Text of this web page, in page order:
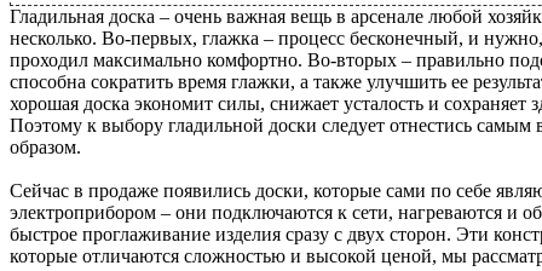
Гладильная доска – очень важная вещь в арсенале любой
несколько. Во-первых, глажка – процесс бесконечный, и
проходил максимально комфортно. Во-вторых – правильно
способна сократить время глажки, а также улучшить ее
хорошая доска экономит силы, снижает усталость и сохраняет
Поэтому к выбору гладильной доски следует отнестись
образом.
Сейчас в продаже появились доски, которые сами по себе
электроприбором – они подключаются к сети, нагреваются и
быстрое проглаживание изделия сразу с двух сторон. Эти
которые отличаются сложностью и высокой ценой, мы